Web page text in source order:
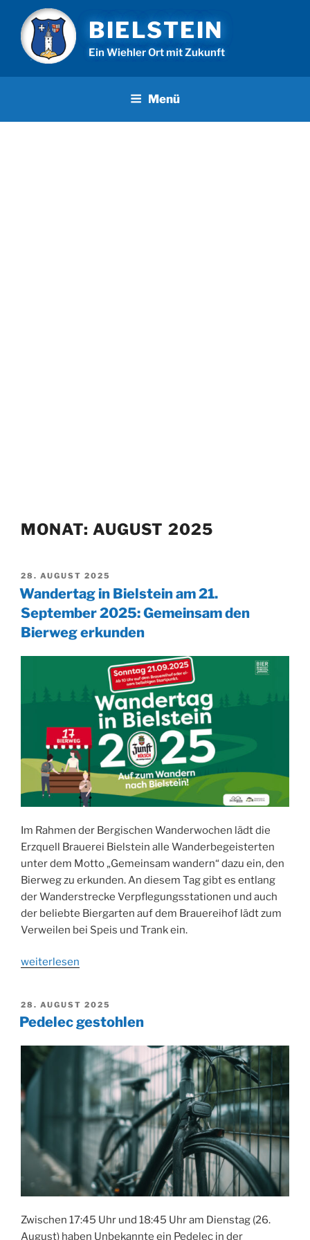
Inhalt
springen
BIELSTEIN
Ein Wiehler Ort mit Zukunft
Menü
MONAT: AUGUST 2025
VERÖFFENTLICHT
AM
28. AUGUST 2025
Wandertag in Bielstein am 21.
September 2025: Gemeinsam den
Bierweg erkunden
Im Rahmen der Bergischen Wanderwochen lädt die
Erzquell Brauerei Bielstein alle Wanderbegeisterten
unter dem Motto „Gemeinsam wandern“ dazu ein, den
Bierweg zu erkunden. An diesem Tag gibt es entlang
der Wanderstrecke Verpflegungsstationen und auch
der beliebte Biergarten auf dem Brauereihof lädt zum
Verweilen bei Speis und Trank ein.
„Wandertag
am
21.
September
2025:
Gemeinsam
den
Bierweg
erkunden“
weiterlesen
VERÖFFENTLICHT
AM
28. AUGUST 2025
Pedelec gestohlen
Zwischen 17:45 Uhr und 18:45 Uhr am Dienstag (26.
August) haben Unbekannte ein Pedelec in der